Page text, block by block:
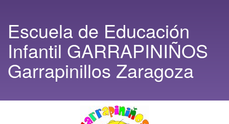
Escuela de Educación
Infantil GARRAPINIÑOS
Garrapinillos Zaragoza